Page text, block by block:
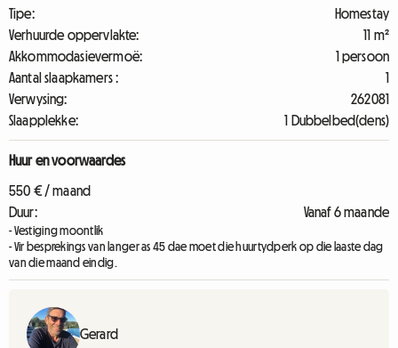
Tipe:
Homestay
Verhuurde oppervlakte:
11 m²
Akkommodasievermoë:
1 persoon
Aantal slaapkamers :
1
Verwysing:
262081
Slaapplekke:
1 Dubbelbed(dens)
Huur en voorwaardes
550 € / maand
Duur:
Vanaf 6 maande
- Vestiging moontlik
- Vir besprekings van langer as 45 dae moet die huurtydperk op die laaste dag
van die maand eindig.
Gerard